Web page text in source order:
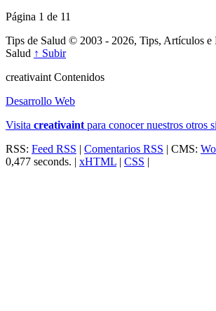
Página 1 de 11
Tips de Salud © 2003 - 2026, Tips, Artículos e
Salud ↑ Subir
creativaint Contenidos
Desarrollo Web
Visita creativaint para conocer nuestros otros
RSS: Feed RSS | Comentarios RSS | CMS:
0,477 seconds. | xHTML | CSS |